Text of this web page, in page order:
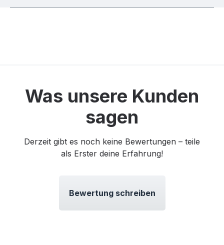
Was unsere Kunden
sagen
Derzeit gibt es noch keine Bewertungen – teile
als Erster deine Erfahrung!
Bewertung schreiben